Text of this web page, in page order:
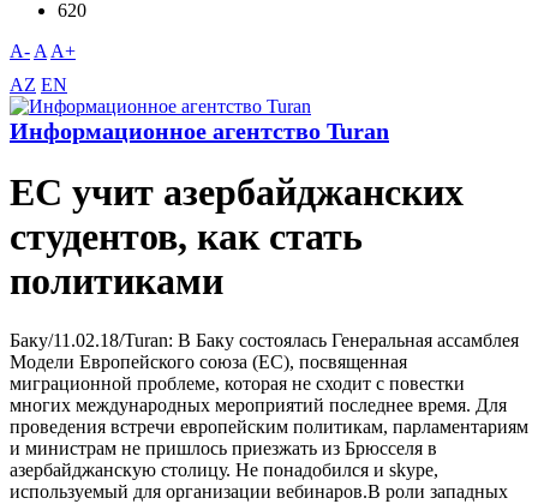
620
A- A A+
AZ EN
Информационное агентство Turan
ЕС учит азербайджанских
студентов, как стать
политиками
Баку/11.02.18/Turan: B Баку состоялась Генеральная ассамблея
Модели Европейского союза (ЕС), посвященная
миграционной проблеме, которая не сходит с повестки
многих международных мероприятий последнее время. Для
проведения встречи европейским политикам, парламентариям
и министрам не пришлось приезжать из Брюсселя в
азербайджанскую столицу. Не понадобился и skype,
используемый для организации вебинаров.B роли западных